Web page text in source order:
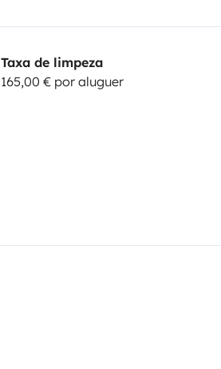
Taxa de limpeza
165,00 € por aluguer